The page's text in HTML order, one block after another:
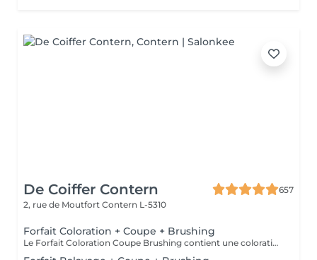
De Coiffer Contern
657
2, rue de Moutfort Contern L-5310
Forfait Coloration + Coupe + Brushing
Le Forfait Coloration Coupe Brushing contient une coloration des racines et une coupe. Dépendant de la quantité de couleur utilisée ou de la longueur des cheveux le prix peut varier. (Veuillez sélectionner le Forfait Balayage au cas où vous souhaitez avoir des mèches ou un Balayage.) En cas de questions veuillez appeler au +352 26 35 02 89